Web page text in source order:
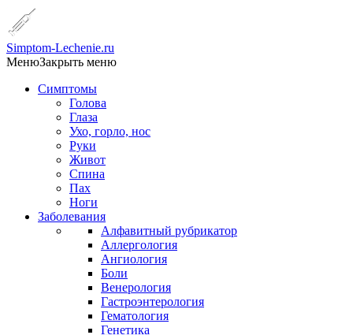
Simptom-Lechenie.ru
МенюЗакрыть меню
Симптомы
Голова
Глаза
Ухо, горло, нос
Руки
Живот
Спина
Пах
Ноги
Заболевания
Алфавитный рубрикатор
Аллергология
Ангиология
Боли
Венерология
Гастроэнтерология
Гематология
Генетика